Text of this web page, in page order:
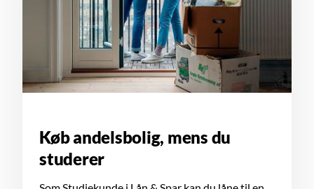
Køb andelsbolig, mens du
studerer